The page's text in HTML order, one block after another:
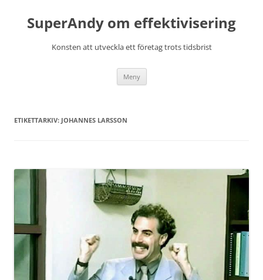
innehåll
SuperAndy om effektivisering
Konsten att utveckla ett företag trots tidsbrist
Meny
ETIKETTARKIV: JOHANNES LARSSON